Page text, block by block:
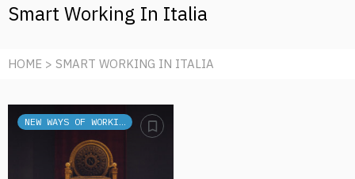
Smart Working In Italia
HOME > SMART WORKING IN ITALIA
NEW WAYS OF WORKING